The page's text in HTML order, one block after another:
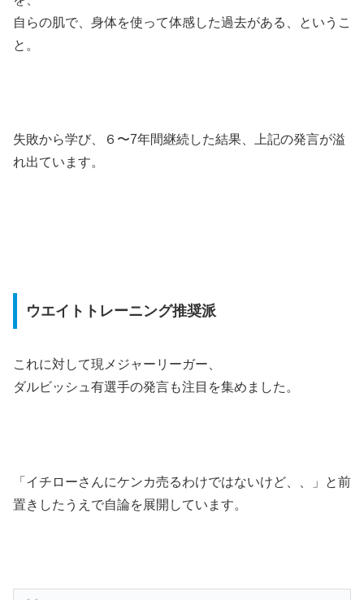
自らの肌で、身体を使って体感した過去がある、というこ
と。
失敗から学び、６〜7年間継続した結果、上記の発言が溢
れ出ています。
ウエイトトレーニング推奨派
これに対して現メジャーリーガー、
ダルビッシュ有選手の発言も注目を集めました。
「イチローさんにケンカ売るわけではないけど、、」と前
置きしたうえで自論を展開しています。